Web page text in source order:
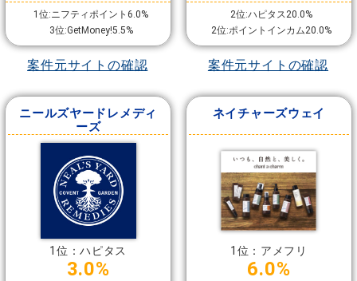
1位:ニフティポイント6.0%
3位:GetMoney!5.5%
案件元サイトの確認
2位:ハピタス20.0%
2位:ポイントインカム20.0%
案件元サイトの確認
ニールズヤードレメディ
ーズ
1位：ハピタス
3.0%
ネイチャーズウェイ
1位：アメフリ
6.0%